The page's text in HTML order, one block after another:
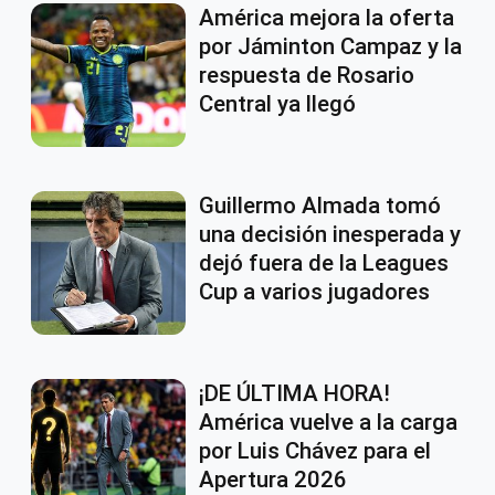
América mejora la oferta
por Jáminton Campaz y la
respuesta de Rosario
Central ya llegó
Guillermo Almada tomó
una decisión inesperada y
dejó fuera de la Leagues
Cup a varios jugadores
¡DE ÚLTIMA HORA!
América vuelve a la carga
por Luis Chávez para el
Apertura 2026